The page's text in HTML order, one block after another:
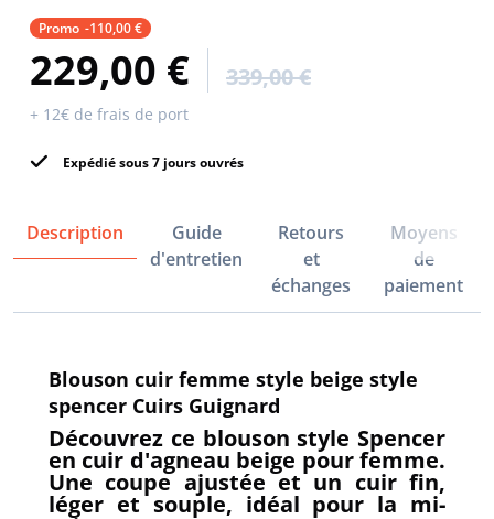
Promo -110,00 €
229,00 € 339,00 €
+ 12€ de frais de port
Expédié sous 7 jours ouvrés
Description
Guide
d'entretien
Retours
et
échanges
Moyens
de
paiement
Blouson cuir femme style beige style
spencer Cuirs Guignard
Découvrez ce blouson style Spencer
en cuir d'agneau beige pour femme.
Une coupe ajustée et un cuir fin,
léger et souple, idéal pour la mi-